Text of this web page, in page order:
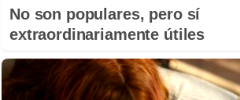
No son populares, pero sí
extraordinariamente útiles